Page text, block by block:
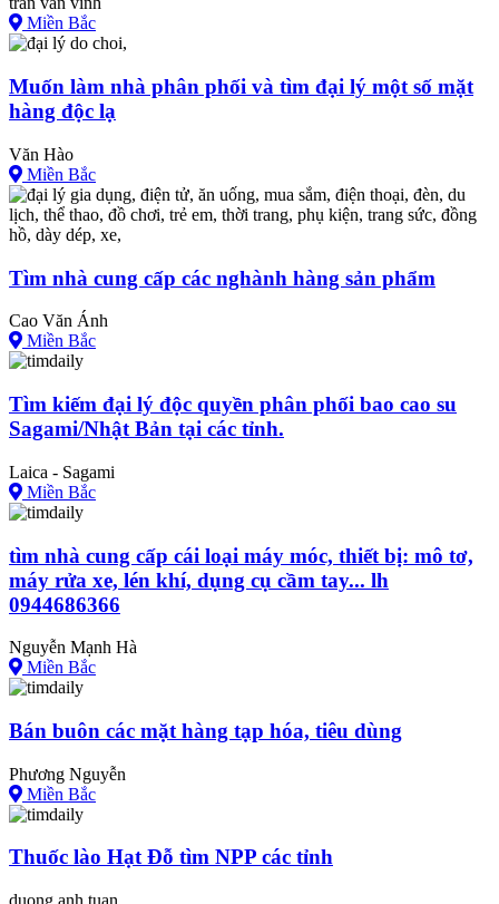
Miền Bắc
Muốn làm nhà phân phối và tìm đại lý một số mặt
hàng độc lạ
Văn Hào
Miền Bắc
Tìm nhà cung cấp các nghành hàng sản phẩm
Cao Văn Ánh
Miền Bắc
Tìm kiếm đại lý độc quyền phân phối bao cao su
Sagami/Nhật Bản tại các tỉnh.
Laica - Sagami
Miền Bắc
tìm nhà cung cấp cái loại máy móc, thiết bị: mô tơ,
máy rửa xe, lén khí, dụng cụ cầm tay... lh
0944686366
Nguyễn Mạnh Hà
Miền Bắc
Bán buôn các mặt hàng tạp hóa, tiêu dùng
Phương Nguyễn
Miền Bắc
Thuốc lào Hạt Đỗ tìm NPP các tỉnh
duong anh tuan